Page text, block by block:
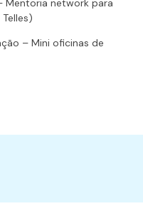
– Mini oficinas de